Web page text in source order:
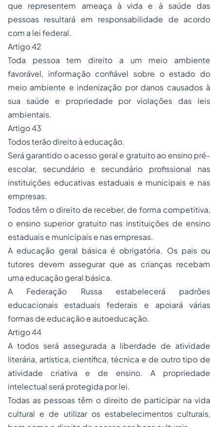
que representem ameaça à vida e à saúde das
pessoas resultará em responsabilidade de acordo
com a lei federal.
Artigo 42
Toda pessoa tem direito a um meio ambiente
favorável, informação confiável sobre o estado do
meio ambiente e indenização por danos causados à
sua saúde e propriedade por violações das leis
ambientais.
Artigo 43
Todos terão direito à educação.
Será garantido o acesso geral e gratuito ao ensino pré-
escolar, secundário e secundário profissional nas
instituições educativas estaduais e municipais e nas
empresas.
Todos têm o direito de receber, de forma competitiva,
o ensino superior gratuito nas instituições de ensino
estaduais e municipais e nas empresas.
A educação geral básica é obrigatória. Os pais ou
tutores devem assegurar que as crianças recebam
uma educação geral básica.
A Federação Russa estabelecerá padrões
educacionais estaduais federais e apoiará várias
formas de educação e autoeducação.
Artigo 44
A todos será assegurada a liberdade de atividade
literária, artística, científica, técnica e de outro tipo de
atividade criativa e de ensino. A propriedade
intelectual será protegida por lei.
Todas as pessoas têm o direito de participar na vida
cultural e de utilizar os estabelecimentos culturais,